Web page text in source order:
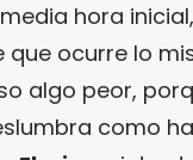
hora
que ocurre lo
algo peor,
como